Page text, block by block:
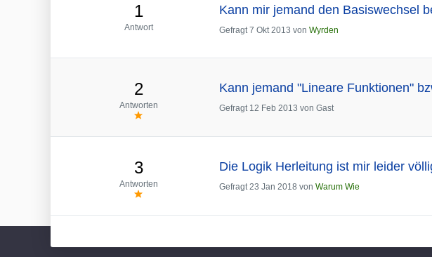
1
Antwort
Kann mir jemand den Basiswechsel
Gefragt 7 Okt 2013 von Wyrden
2
Antworten
Kann jemand "Lineare Funktionen"
Gefragt 12 Feb 2013 von Gast
3
Antworten
Die Logik Herleitung ist mir leider
Gefragt 23 Jan 2018 von Warum Wie